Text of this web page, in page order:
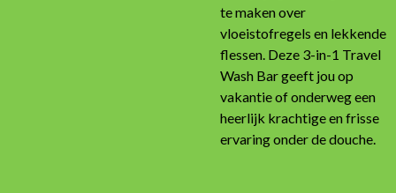
te maken over
vloeistofregels en lekkende
flessen. Deze 3-in-1 Travel
Wash Bar geeft jou op
vakantie of onderweg een
heerlijk krachtige en frisse
ervaring onder de douche.